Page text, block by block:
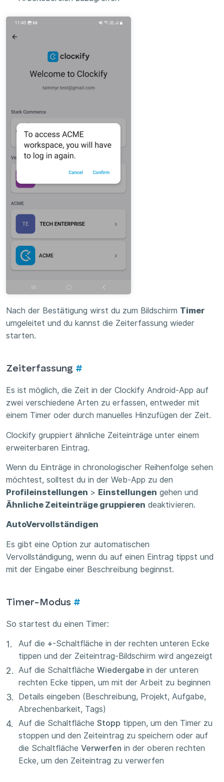
Nach der Bestätigung wirst du zum Bildschirm Timer
umgeleitet und du kannst die Zeiterfassung wieder
starten.
Zeiterfassung #
Es ist möglich, die Zeit in der Clockify Android-App auf
zwei verschiedene Arten zu erfassen, entweder mit
einem Timer oder durch manuelles Hinzufügen der Zeit.
Clockify gruppiert ähnliche Zeiteinträge unter einem
erweiterbaren Eintrag.
Wenn du Einträge in chronologischer Reihenfolge sehen
möchtest, solltest du in der Web-App zu den
Profileinstellungen > Einstellungen gehen und
Ähnliche Zeiteinträge gruppieren deaktivieren.
AutoVervollständigen
Es gibt eine Option zur automatischen
Vervollständigung, wenn du auf einen Eintrag tippst und
mit der Eingabe einer Beschreibung beginnst.
Timer-Modus #
So startest du einen Timer:
Auf die +-Schaltfläche in der rechten unteren Ecke
tippen und der Zeiteintrag-Bildschirm wird angezeigt
Auf die Schaltfläche Wiedergabe in der unteren
rechten Ecke tippen, um mit der Arbeit zu beginnen
Details eingeben (Beschreibung, Projekt, Aufgabe,
Abrechenbarkeit, Tags)
Auf die Schaltfläche Stopp tippen, um den Timer zu
stoppen und den Zeiteintrag zu speichern oder auf
die Schaltfläche Verwerfen in der oberen rechten
Ecke, um den Zeiteintrag zu verwerfen